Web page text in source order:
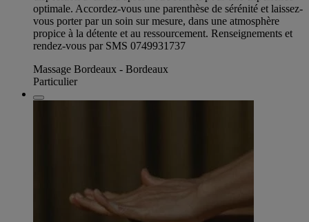
optimale. Accordez-vous une parenthèse de sérénité et laissez-
vous porter par un soin sur mesure, dans une atmosphère
propice à la détente et au ressourcement. Renseignements et
rendez-vous par SMS 0749931737
Massage Bordeaux - Bordeaux
Particulier